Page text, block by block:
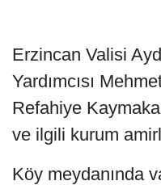
Erzincan Valisi
Yardımcısı
Refahiye
ve ilgili kurum
Köy meydanında